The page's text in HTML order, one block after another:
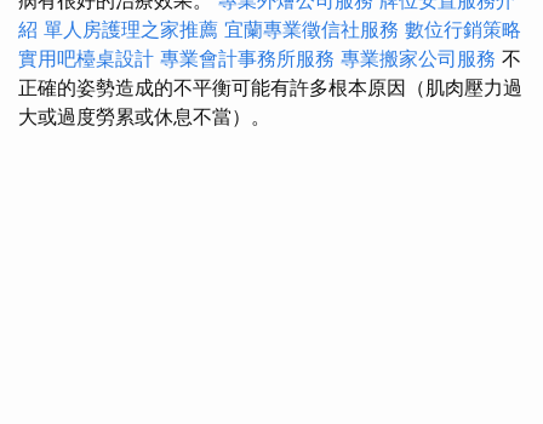
紹 單人房護理之家推薦 宜蘭專業徵信社服務 數位行銷策略
實用吧檯桌設計 專業會計事務所服務 專業搬家公司服務 不
正確的姿勢造成的不平衡可能有許多根本原因（肌肉壓力過
大或過度勞累或休息不當）。